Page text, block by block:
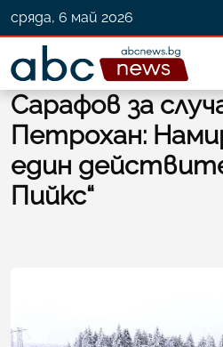
сряда, 6 май 2026
Сарафов за
Петрохан:
един
Пийкс“